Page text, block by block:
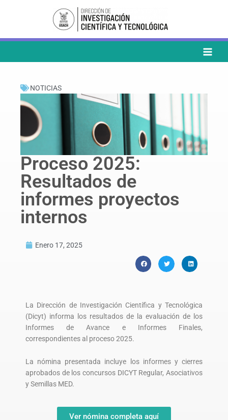
NOTICIAS
Proceso 2025:
Resultados de
informes proyectos
internos
Enero 17, 2025
La Dirección de Investigación Científica y Tecnológica
(Dicyt) informa los resultados de la evaluación de los
Informes de Avance e Informes Finales,
correspondientes al proceso 2025.
La nómina presentada incluye los informes y cierres
aprobados de los concursos DICYT Regular, Asociativos
y Semillas MED.
Ver nómina completa aquí